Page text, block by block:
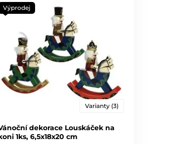
Výprodej
Varianty (3)
dekorace Louskáček na
1ks, 6,5x18x20 cm